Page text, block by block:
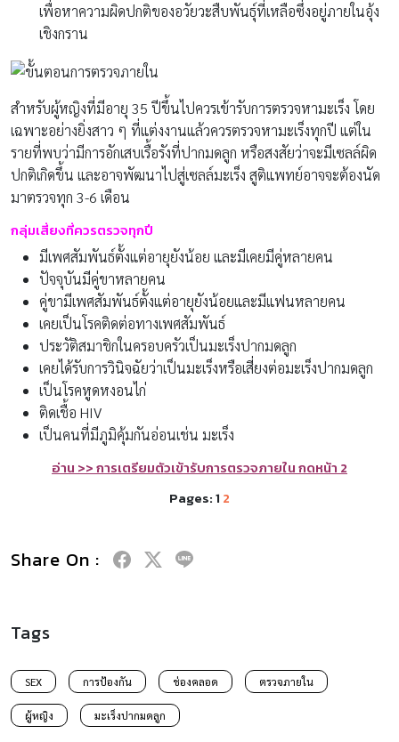
เพื่อหาความผิดปกติของอวัยวะสืบพันธุ์ที่เหลือซึ่งอยู่ภายในอุ้ง
เชิงกราน
สำหรับผู้หญิงที่มีอายุ 35 ปีขึ้นไปควรเข้ารับการตรวจหามะเร็ง โดย
เฉพาะอย่างยิ่งสาว ๆ ที่แต่งงานแล้วควรตรวจหามะเร็งทุกปี แต่ใน
รายที่พบว่ามีการอักเสบเรื้อรังที่ปากมดลูก หรือสงสัยว่าจะมีเซลล์ผิด
ปกติเกิดขึ้น และอาจพัฒนาไปสู่เซลล์มะเร็ง สูติแพทย์อาจจะต้องนัด
มาตรวจทุก 3-6 เดือน
กลุ่มเสี่ยงที่ควรตรวจทุกปี
มีเพศสัมพันธ์ตั้งแต่อายุยังน้อย และมีเคยมีคู่หลายคน
ปัจจุบันมีคู่ขาหลายคน
คู่ขามีเพศสัมพันธ์ตั้งแต่อายุยังน้อยและมีแฟนหลายคน
เคยเป็นโรคติดต่อทางเพศสัมพันธ์
ประวัติสมาชิกในครอบครัวเป็นมะเร็งปากมดลูก
เคยได้รับการวินิจฉัยว่าเป็นมะเร็งหรือเสี่ยงต่อมะเร็งปากมดลูก
เป็นโรคหูดหงอนไก่
ติดเชื้อ HIV
เป็นคนที่มีภูมิคุ้มกันอ่อนเช่น มะเร็ง
อ่าน >> การเตรียมตัวเข้ารับการตรวจภายใน กดหน้า 2
Pages:1 2
Share On :
Tags
SEX การป้องกัน ช่องคลอด ตรวจภายใน
ผู้หญิง มะเร็งปากมดลูก